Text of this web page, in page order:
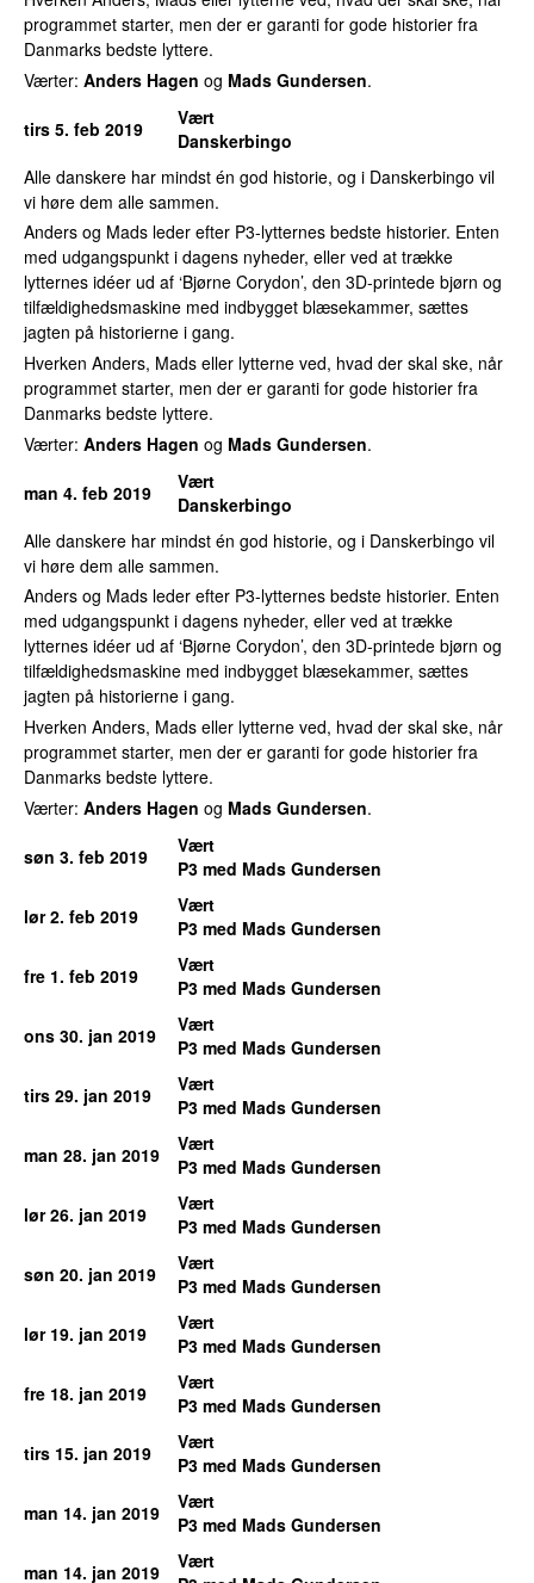
programmet starter, men der er garanti for gode historier fra
Danmarks bedste lyttere.
Værter: Anders Hagen og Mads Gundersen.
tirs 5. feb 2019
Vært
Danskerbingo
Alle danskere har mindst én god historie, og i Danskerbingo vil
vi høre dem alle sammen.
Anders og Mads leder efter P3-lytternes bedste historier. Enten
med udgangspunkt i dagens nyheder, eller ved at trække
lytternes idéer ud af ‘Bjørne Corydon’, den 3D-printede bjørn og
tilfældighedsmaskine med indbygget blæsekammer, sættes
jagten på historierne i gang.
Hverken Anders, Mads eller lytterne ved, hvad der skal ske, når
programmet starter, men der er garanti for gode historier fra
Danmarks bedste lyttere.
Værter: Anders Hagen og Mads Gundersen.
man 4. feb 2019
Vært
Danskerbingo
Alle danskere har mindst én god historie, og i Danskerbingo vil
vi høre dem alle sammen.
Anders og Mads leder efter P3-lytternes bedste historier. Enten
med udgangspunkt i dagens nyheder, eller ved at trække
lytternes idéer ud af ‘Bjørne Corydon’, den 3D-printede bjørn og
tilfældighedsmaskine med indbygget blæsekammer, sættes
jagten på historierne i gang.
Hverken Anders, Mads eller lytterne ved, hvad der skal ske, når
programmet starter, men der er garanti for gode historier fra
Danmarks bedste lyttere.
Værter: Anders Hagen og Mads Gundersen.
søn 3. feb 2019
Vært
P3 med Mads Gundersen
lør 2. feb 2019
Vært
P3 med Mads Gundersen
fre 1. feb 2019
Vært
P3 med Mads Gundersen
ons 30. jan 2019
Vært
P3 med Mads Gundersen
tirs 29. jan 2019
Vært
P3 med Mads Gundersen
man 28. jan 2019
Vært
P3 med Mads Gundersen
lør 26. jan 2019
Vært
P3 med Mads Gundersen
søn 20. jan 2019
Vært
P3 med Mads Gundersen
lør 19. jan 2019
Vært
P3 med Mads Gundersen
fre 18. jan 2019
Vært
P3 med Mads Gundersen
tirs 15. jan 2019
Vært
P3 med Mads Gundersen
man 14. jan 2019
Vært
P3 med Mads Gundersen
man 14. jan 2019
Vært